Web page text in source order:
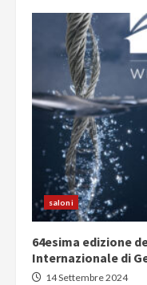
saloni
64esima edizione
Internazionale di
14 Settembre 2024